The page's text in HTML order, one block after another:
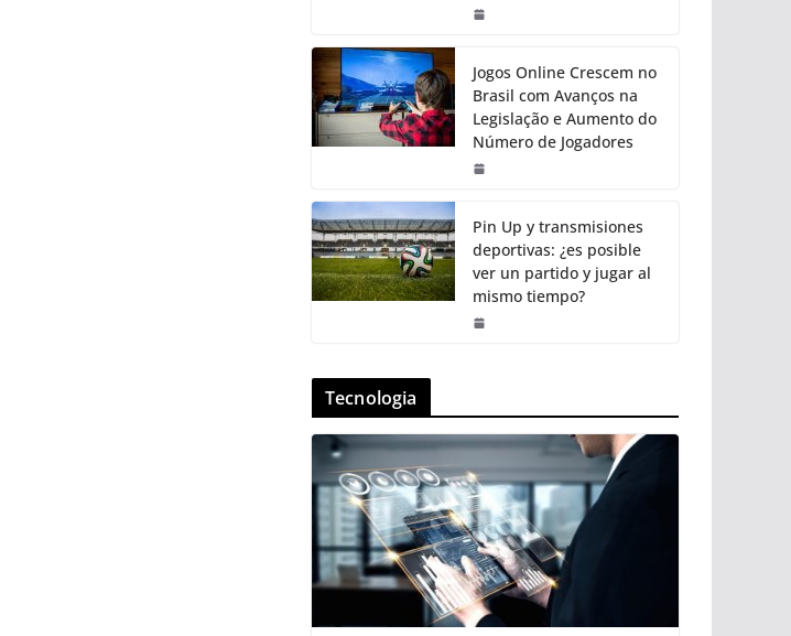
Jogos Online Crescem no
Brasil com Avanços na
Legislação e Aumento do
Número de Jogadores
Pin Up y transmisiones
deportivas: ¿es posible
ver un partido y jugar al
mismo tiempo?
Tecnologia